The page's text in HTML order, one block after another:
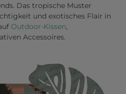
Das tropische Muster
und exotisches Flair in
Outdoor-Kissen,
Accessoires.